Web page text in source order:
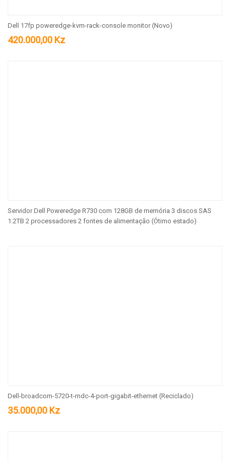
Dell 17fp poweredge-kvm-rack-console monitor (Novo)
420.000,00 Kz
Servidor Dell Poweredge R730 com 128GB de memória 3 discos SAS
1.2TB 2 processadores 2 fontes de alimentação (Ótimo estado)
Dell-broadcom-5720-t-rndc-4-port-gigabit-ethernet (Reciclado)
35.000,00 Kz